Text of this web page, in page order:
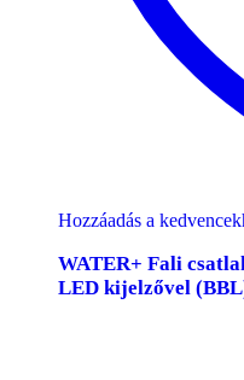
Hozzáadás a
WATER+ Fali
LED kijelzővel